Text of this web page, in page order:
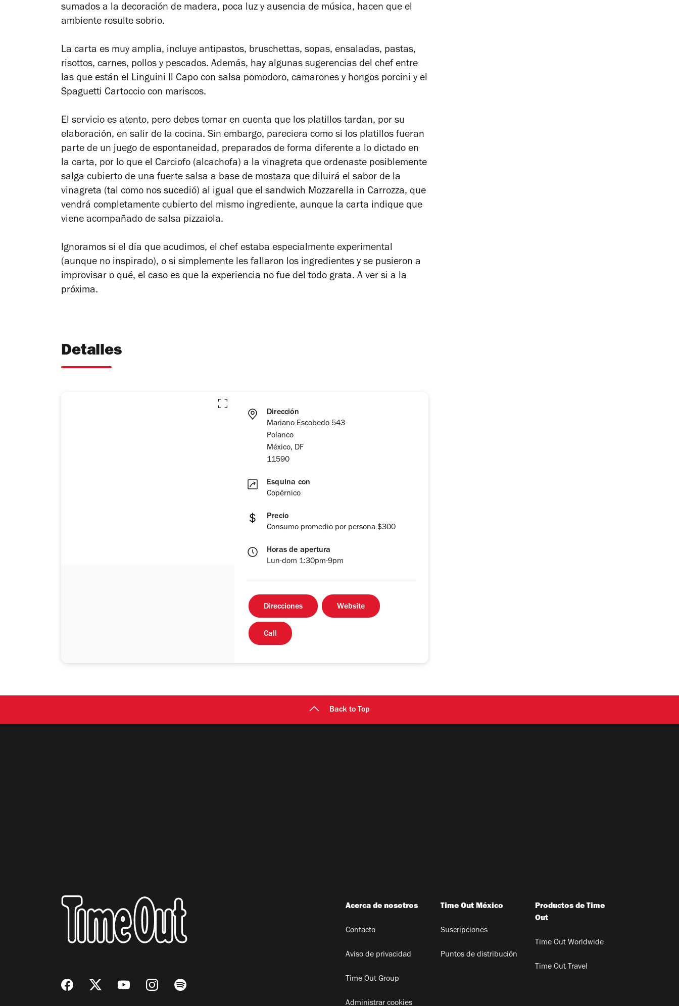
sumados a la decoración de madera, poca luz y ausencia de música, hacen que el
ambiente resulte sobrio.
La carta es muy amplia, incluye antipastos, bruschettas, sopas, ensaladas, pastas,
risottos, carnes, pollos y pescados. Además, hay algunas sugerencias del chef entre
las que están el Linguini Il Capo con salsa pomodoro, camarones y hongos porcini y el
Spaguetti Cartoccio con mariscos.
El servicio es atento, pero debes tomar en cuenta que los platillos tardan, por su
elaboración, en salir de la cocina. Sin embargo, pareciera como si los platillos fueran
parte de un juego de espontaneidad, preparados de forma diferente a lo dictado en
la carta, por lo que el Carciofo (alcachofa) a la vinagreta que ordenaste posiblemente
salga cubierto de una fuerte salsa a base de mostaza que diluirá el sabor de la
vinagreta (tal como nos sucedió) al igual que el sandwich Mozzarella in Carrozza, que
vendrá completamente cubierto del mismo ingrediente, aunque la carta indique que
viene acompañado de salsa pizzaiola.
Ignoramos si el día que acudimos, el chef estaba especialmente experimental
(aunque no inspirado), o si simplemente les fallaron los ingredientes y se pusieron a
improvisar o qué, el caso es que la experiencia no fue del todo grata. A ver si a la
próxima.
Detalles
Dirección
Mariano Escobedo 543
Polanco
México, DF
11590
Esquina con
Copérnico
Precio
Consumo promedio por persona $300
Horas de apertura
Lun-dom 1:30pm-9pm
Direcciones Website
Call
Back to Top
Acerca de nosotros
Contacto
Aviso de privacidad
Time Out Group
Administrar cookies
Time Out México
Suscripciones
Puntos de distribución
Productos de Time
Out
Time Out Worldwide
Time Out Travel